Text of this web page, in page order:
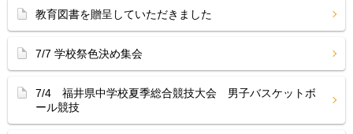
教育図書を贈呈していただきました
7/7 学校祭色決め集会
7/4 福井県中学校夏季総合競技大会 男子バスケットボ
ール競技